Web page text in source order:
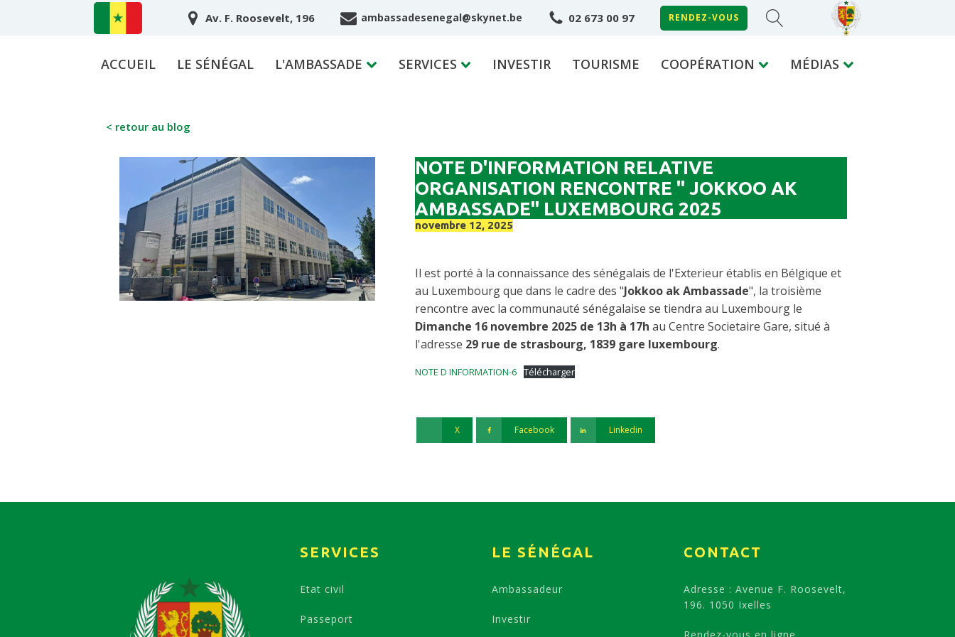
Av. F. Roosevelt, 196 ambassadesenegal@skynet.be 02 673 00 97 RENDEZ-VOUS
ACCUEIL LE SÉNÉGAL L'AMBASSADE SERVICES INVESTIR TOURISME COOPÉRATION MÉDIAS
< retour au blog
NOTE D'INFORMATION RELATIVE
ORGANISATION RENCONTRE " JOKKOO AK
AMBASSADE" LUXEMBOURG 2025
novembre 12, 2025
Il est porté à la connaissance des sénégalais de l'Exterieur établis en Bélgique et
au Luxembourg que dans le cadre des "Jokkoo ak Ambassade", la troisième
rencontre avec la communauté sénégalaise se tiendra au Luxembourg le
Dimanche 16 novembre 2025 de 13h à 17h au Centre Societaire Gare, situé à
l'adresse 29 rue de strasbourg, 1839 gare luxembourg.
NOTE D INFORMATION-6 Télécharger
X Facebook Linkedin
SERVICES
Etat civil
Passeport
LE SÉNÉGAL
Ambassadeur
Investir
CONTACT
Adresse : Avenue F. Roosevelt,
196. 1050 Ixelles